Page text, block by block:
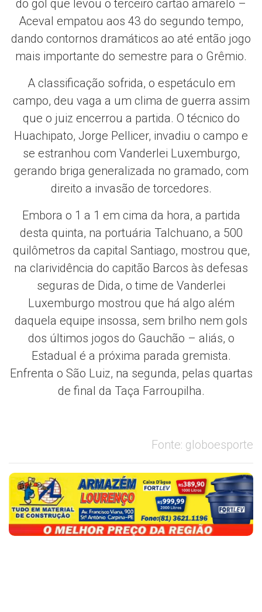
do gol que levou o terceiro cartão amarelo –
Aceval empatou aos 43 do segundo tempo,
dando contornos dramáticos ao até então jogo
mais importante do semestre para o Grêmio.
A classificação sofrida, o espetáculo em
campo, deu vaga a um clima de guerra assim
que o juiz encerrou a partida. O técnico do
Huachipato, Jorge Pellicer, invadiu o campo e
se estranhou com Vanderlei Luxemburgo,
gerando briga generalizada no gramado, com
direito a invasão de torcedores.
Embora o 1 a 1 em cima da hora, a partida
desta quinta, na portuária Talchuano, a 500
quilômetros da capital Santiago, mostrou que,
na clarividência do capitão Barcos às defesas
seguras de Dida, o time de Vanderlei
Luxemburgo mostrou que há algo além
daquela equipe insossa, sem brilho nem gols
dos últimos jogos do Gauchão – aliás, o
Estadual é a próxima parada gremista.
Enfrenta o São Luiz, na segunda, pelas quartas
de final da Taça Farroupilha.
Fonte: globoesporte